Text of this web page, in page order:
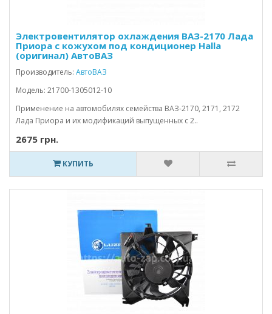
Электровентилятор охлаждения ВАЗ-2170 Лада
Приора с кожухом под кондиционер Halla
(оригинал) АвтоВАЗ
Производитель: АвтоВАЗ
Модель: 21700-1305012-10
Применение на автомобилях семейства ВАЗ-2170, 2171, 2172
Лада Приора и их модификаций выпущенных с 2..
2675 грн.
КУПИТЬ